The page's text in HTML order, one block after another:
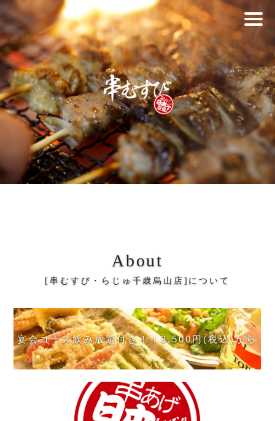
About
[串むすび・らじゅ千歳烏山店]について
宴会コース飲み放題付き！！3,500円(税込)から